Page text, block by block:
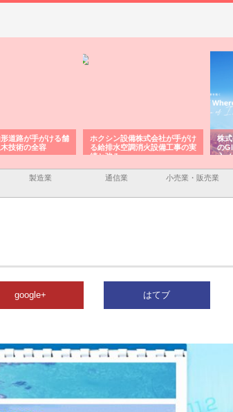
道路が手がける舗
技術の全容
ホクシン設備株式会社が手がけ
る給排水空調消火設備工事の実
績と強み
株
の
入
製造業 通信業 小売業・販売業
google+ はてブ